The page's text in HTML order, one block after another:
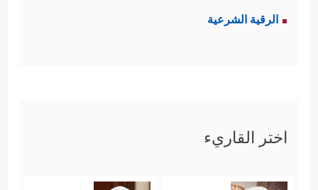
الرقية الشرعية
اختر القاريء